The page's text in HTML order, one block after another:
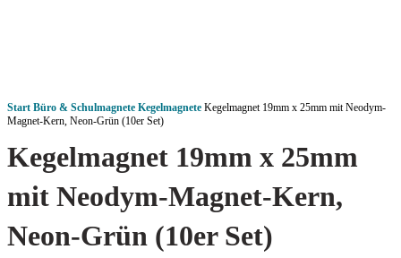
Start Büro & Schulmagnete Kegelmagnete Kegelmagnet 19mm x 25mm mit Neodym-
Magnet-Kern, Neon-Grün (10er Set)
Kegelmagnet 19mm x 25mm
mit Neodym-Magnet-Kern,
Neon-Grün (10er Set)